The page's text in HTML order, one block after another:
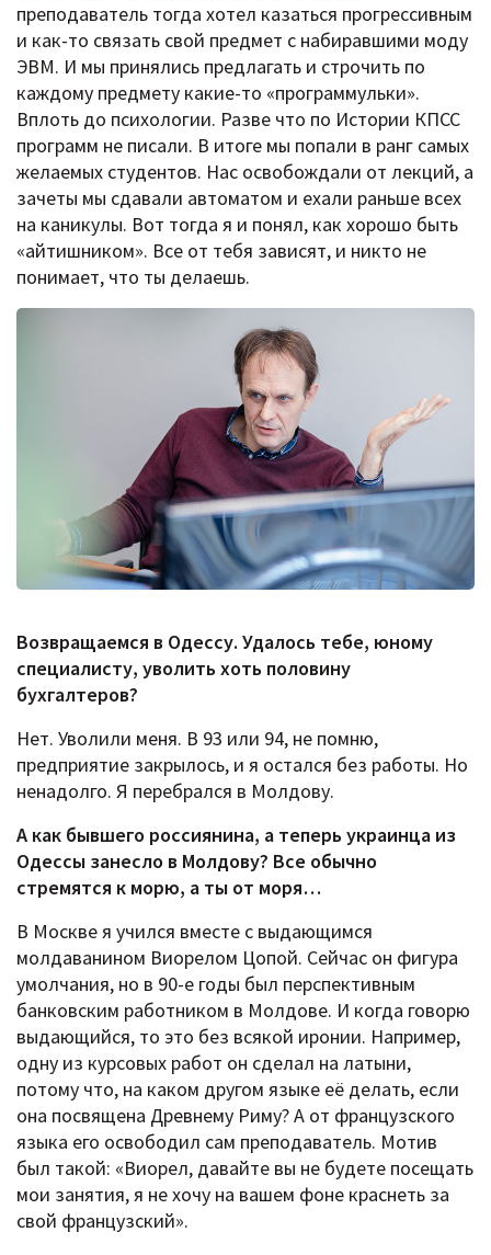
преподаватель тогда хотел казаться прогрессивным
и как-то связать свой предмет с набиравшими моду
ЭВМ. И мы принялись предлагать и строчить по
каждому предмету какие-то «программульки».
Вплоть до психологии. Разве что по Истории КПСС
программ не писали. В итоге мы попали в ранг самых
желаемых студентов. Нас освобождали от лекций, а
зачеты мы сдавали автоматом и ехали раньше всех
на каникулы. Вот тогда я и понял, как хорошо быть
«айтишником». Все от тебя зависят, и никто не
понимает, что ты делаешь.
Возвращаемся в Одессу. Удалось тебе, юному
специалисту, уволить хоть половину
бухгалтеров?
Нет. Уволили меня. В 93 или 94, не помню,
предприятие закрылось, и я остался без работы. Но
ненадолго. Я перебрался в Молдову.
А как бывшего россиянина, а теперь украинца из
Одессы занесло в Молдову? Все обычно
стремятся к морю, а ты от моря…
В Москве я учился вместе с выдающимся
молдаванином Виорелом Цопой. Сейчас он фигура
умолчания, но в 90-е годы был перспективным
банковским работником в Молдове. И когда говорю
выдающийся, то это без всякой иронии. Например,
одну из курсовых работ он сделал на латыни,
потому что, на каком другом языке её делать, если
она посвящена Древнему Риму? А от французского
языка его освободил сам преподаватель. Мотив
был такой: «Виорел, давайте вы не будете посещать
мои занятия, я не хочу на вашем фоне краснеть за
свой французский».